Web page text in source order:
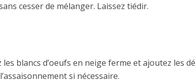
cesser de mélanger. Laissez tiédir.
les blancs d’oeufs en neige ferme et ajoutez les
si nécessaire.